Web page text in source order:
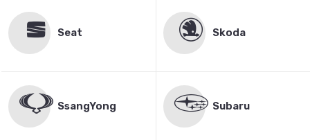
Seat Skoda
SsangYong Subaru